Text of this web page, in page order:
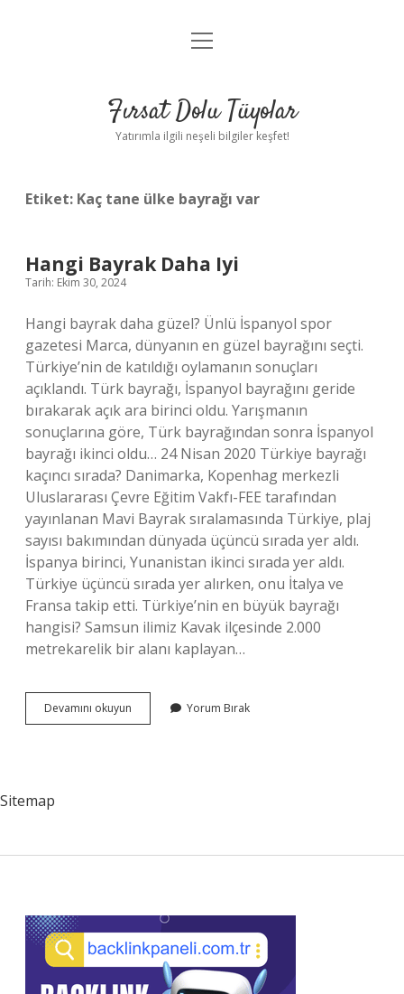
Gizlilik Politikası
Yasal Uyarı
menüyü
Fırsat Dolu Tüyolar
Yatırımla ilgili neşeli bilgiler keşfet!
Etiket: Kaç tane ülke bayrağı var
Hangi Bayrak Daha Iyi
Tarih: Ekim 30, 2024
Hangi bayrak daha güzel? Ünlü İspanyol spor
gazetesi Marca, dünyanın en güzel bayrağını seçti.
Türkiye’nin de katıldığı oylamanın sonuçları
açıklandı. Türk bayrağı, İspanyol bayrağını geride
bırakarak açık ara birinci oldu. Yarışmanın
sonuçlarına göre, Türk bayrağından sonra İspanyol
bayrağı ikinci oldu… 24 Nisan 2020 Türkiye bayrağı
kaçıncı sırada? Danimarka, Kopenhag merkezli
Uluslararası Çevre Eğitim Vakfı-FEE tarafından
yayınlanan Mavi Bayrak sıralamasında Türkiye, plaj
sayısı bakımından dünyada üçüncü sırada yer aldı.
İspanya birinci, Yunanistan ikinci sırada yer aldı.
Türkiye üçüncü sırada yer alırken, onu İtalya ve
Fransa takip etti. Türkiye’nin en büyük bayrağı
hangisi? Samsun ilimiz Kavak ilçesinde 2.000
metrekarelik bir alanı kaplayan…
Devamını okuyun
Bayrak
Yorum Bırak
Sitemap
Sidebar